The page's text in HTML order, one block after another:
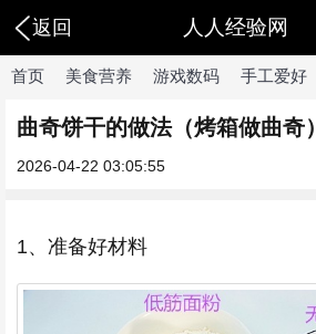
返回 人人经验网
首页 美食营养 游戏数码 手工爱好
曲奇饼干的做法（烤箱做曲奇）
2026-04-22 03:05:55
1、准备好材料